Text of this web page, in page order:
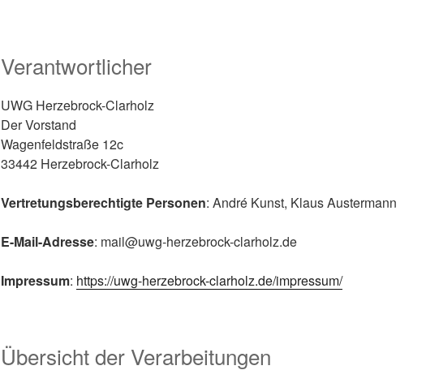
Verantwortlicher
UWG Herzebrock-Clarholz
Der Vorstand
Wagenfeldstraße 12c
33442 Herzebrock-Clarholz
Vertretungsberechtigte Personen: André Kunst, Klaus Austermann
E-Mail-Adresse: mail@uwg-herzebrock-clarholz.de
Impressum: https://uwg-herzebrock-clarholz.de/impressum/
Übersicht der Verarbeitungen